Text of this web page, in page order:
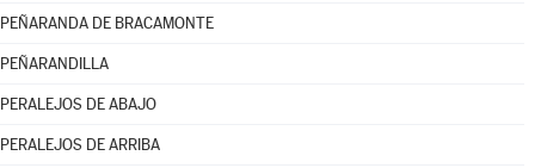
PEÑARANDA DE BRACAMONTE
PEÑARANDILLA
PERALEJOS DE ABAJO
PERALEJOS DE ARRIBA